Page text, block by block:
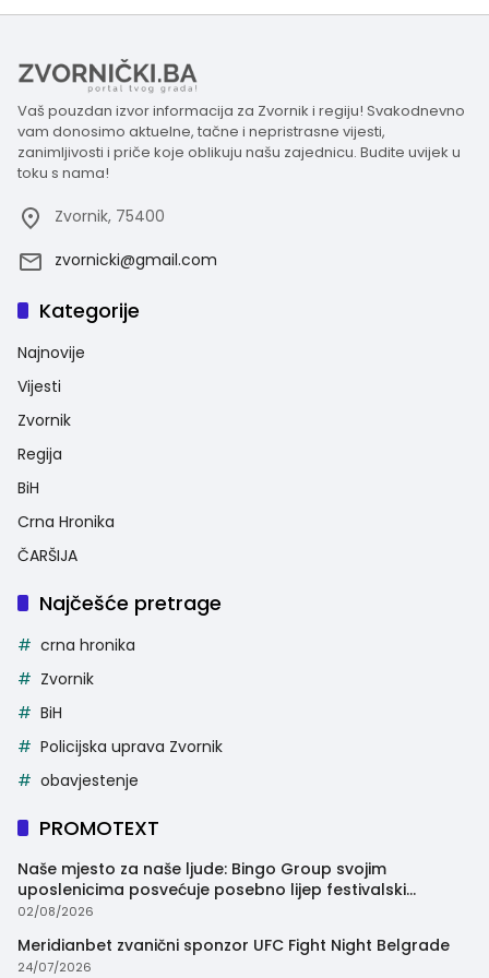
Vaš pouzdan izvor informacija za Zvornik i regiju! Svakodnevno
vam donosimo aktuelne, tačne i nepristrasne vijesti,
zanimljivosti i priče koje oblikuju našu zajednicu. Budite uvijek u
toku s nama!
Zvornik, 75400
zvornicki@gmail.com
Kategorije
Najnovije
Vijesti
Zvornik
Regija
BiH
Crna Hronika
ČARŠIJA
Najčešće pretrage
crna hronika
Zvornik
BiH
Policijska uprava Zvornik
obavjestenje
PROMOTEXT
Naše mjesto za naše ljude: Bingo Group svojim
uposlenicima posvećuje posebno lijep festivalski
trenutak
02/08/2026
Meridianbet zvanični sponzor UFC Fight Night Belgrade
24/07/2026